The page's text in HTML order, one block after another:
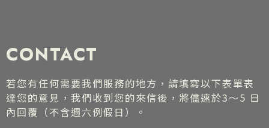
CONTACT
若您有任何需要我們服務的地方，請填寫以下表單表
達您的意見，我們收到您的來信後，將儘速於3～5 日
內回覆（不含週六例假日）。